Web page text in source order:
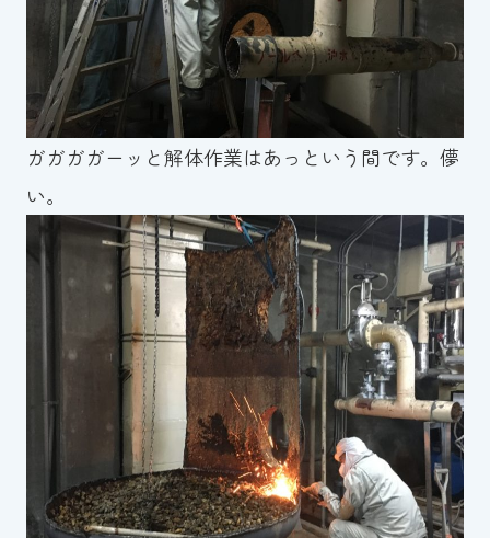
ガガガガーッと解体作業はあっという間です。儚
い。